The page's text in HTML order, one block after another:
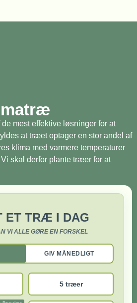
mest effektive løsninger for at
at træet optager en stor andel af
klima med varmere temperaturer
skal derfor plante træer for at
ET TRÆ I DAG
VI ALLE GØRE EN FORSKEL
GIV MÅNEDLIGT
5 træer